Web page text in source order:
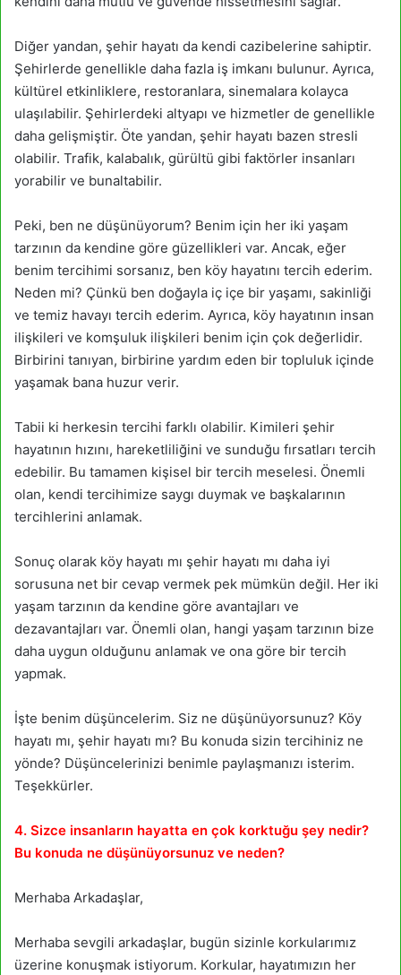
Diğer yandan, şehir hayatı da kendi cazibelerine sahiptir.
Şehirlerde genellikle daha fazla iş imkanı bulunur. Ayrıca,
kültürel etkinliklere, restoranlara, sinemalara kolayca
ulaşılabilir. Şehirlerdeki altyapı ve hizmetler de genellikle
daha gelişmiştir. Öte yandan, şehir hayatı bazen stresli
olabilir. Trafik, kalabalık, gürültü gibi faktörler insanları
yorabilir ve bunaltabilir.
Peki, ben ne düşünüyorum? Benim için her iki yaşam
tarzının da kendine göre güzellikleri var. Ancak, eğer
benim tercihimi sorsanız, ben köy hayatını tercih ederim.
Neden mi? Çünkü ben doğayla iç içe bir yaşamı, sakinliği
ve temiz havayı tercih ederim. Ayrıca, köy hayatının insan
ilişkileri ve komşuluk ilişkileri benim için çok değerlidir.
Birbirini tanıyan, birbirine yardım eden bir topluluk içinde
yaşamak bana huzur verir.
Tabii ki herkesin tercihi farklı olabilir. Kimileri şehir
hayatının hızını, hareketliliğini ve sunduğu fırsatları tercih
edebilir. Bu tamamen kişisel bir tercih meselesi. Önemli
olan, kendi tercihimize saygı duymak ve başkalarının
tercihlerini anlamak.
Sonuç olarak köy hayatı mı şehir hayatı mı daha iyi
sorusuna net bir cevap vermek pek mümkün değil. Her iki
yaşam tarzının da kendine göre avantajları ve
dezavantajları var. Önemli olan, hangi yaşam tarzının bize
daha uygun olduğunu anlamak ve ona göre bir tercih
yapmak.
İşte benim düşüncelerim. Siz ne düşünüyorsunuz? Köy
hayatı mı, şehir hayatı mı? Bu konuda sizin tercihiniz ne
yönde? Düşüncelerinizi benimle paylaşmanızı isterim.
Teşekkürler.
4. Sizce insanların hayatta en çok korktuğu şey nedir?
Bu konuda ne düşünüyorsunuz ve neden?
Merhaba Arkadaşlar,
Merhaba sevgili arkadaşlar, bugün sizinle korkularımız
üzerine konuşmak istiyorum. Korkular, hayatımızın her